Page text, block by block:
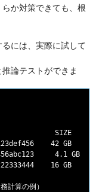
か対策できても、根
には、実際に試して
論テストができま
SIZE
42 GB   3
4.1 GB  1
16 GB   2
計算の例）